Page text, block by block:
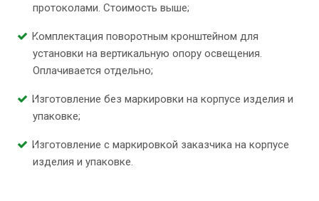
протоколами. Стоимость выше;
Комплектация поворотным кронштейном для
установки на вертикальную опору освещения.
Оплачивается отдельно;
Изготовление без маркировки на корпусе изделия и
упаковке;
Изготовление с маркировкой заказчика на корпусе
изделия и упаковке.